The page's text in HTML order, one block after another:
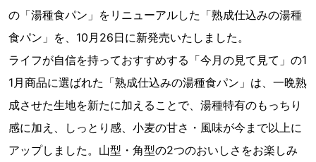
の「湯種食パン」をリニューアルした「熟成仕込みの湯種
食パン」を、10月26日に新発売いたしました。
ライフが自信を持っておすすめする「今月の見て見て」の1
1月商品に選ばれた「熟成仕込みの湯種食パン」は、一晩熟
成させた生地を新たに加えることで、湯種特有のもっちり
感に加え、しっとり感、小麦の甘さ・風味が今まで以上に
アップしました。山型・角型の2つのおいしさをお楽しみ